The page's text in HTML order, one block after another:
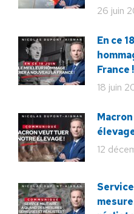
26 juin
En ce
France !
18 juin
12